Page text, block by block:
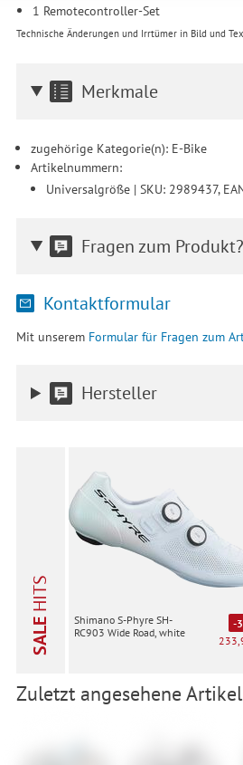
Einstellungen lediglich für bestimmte
1 Remotecontroller-Set
Technische Änderungen und Irrtümer in Bild und
Merkmale
zugehörige Kategorie(n): E-Bike
Artikelnummern:
Universalgröße | SKU: 2989437,
Fragen zum Produkt?
Kontaktformular
Mit unserem Formular für Fragen zum
Hersteller
SALE
HITS
Shimano S-Phyre SH-
RC903 Wide Road, white
-
Zuletzt angesehene